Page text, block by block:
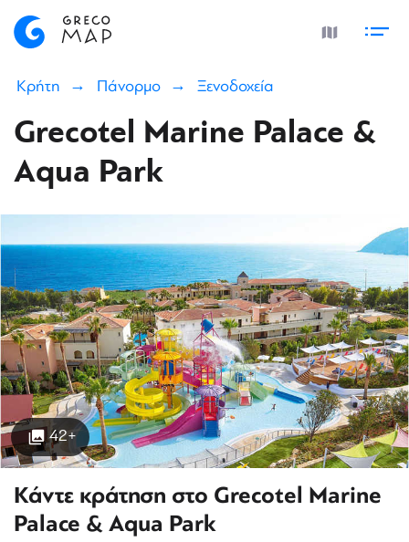
Κρήτη Πάνορμο Ξενοδοχεία
Grecotel Marine Palace &
Aqua Park
42+
Κάντε κράτηση στο Grecotel Marine
Palace & Aqua Park